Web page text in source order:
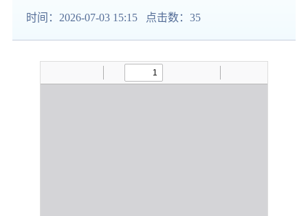
时间：2026-07-03 15:15 点击数： 35